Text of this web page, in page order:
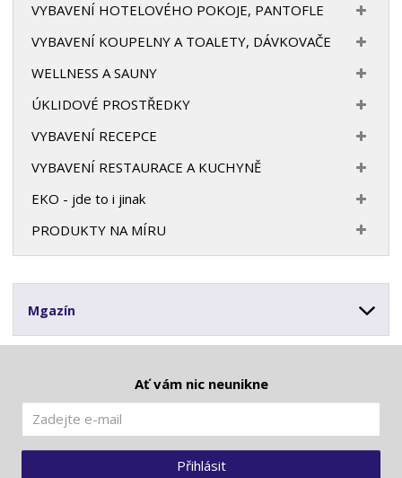
VYBAVENÍ HOTELOVÉHO POKOJE, PANTOFLE
VYBAVENÍ KOUPELNY A TOALETY, DÁVKOVAČE
WELLNESS A SAUNY
ÚKLIDOVÉ PROSTŘEDKY
VYBAVENÍ RECEPCE
VYBAVENÍ RESTAURACE A KUCHYNĚ
EKO - jde to i jinak
PRODUKTY NA MÍRU
Mgazín
Ať vám nic neunikne
Přihlásit